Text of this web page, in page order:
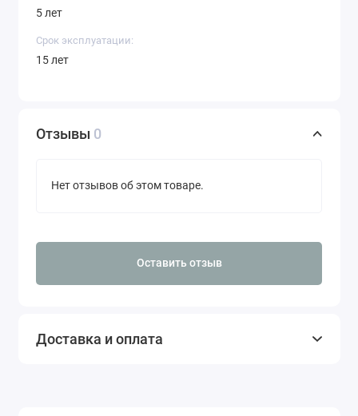
5 лет
Срок эксплуатации:
15 лет
Отзывы 0
Нет отзывов об этом товаре.
Оставить отзыв
Доставка и оплата